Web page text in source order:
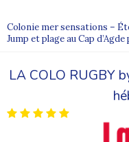
Colonie mer sensations –
Jump et plage au Cap
LA COLO RUGBY